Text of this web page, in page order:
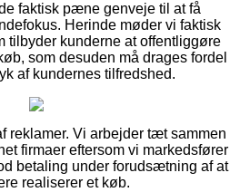
faktisk pæne genveje til at få
Herinde møder vi faktisk
tilbyder kunderne at offentliggøre
som desuden må drages fordel
af kundernes tilfredshed.
reklamer. Vi arbejder tæt sammen
firmaer eftersom vi markedsfører
betaling under forudsætning af at
realiserer et køb.